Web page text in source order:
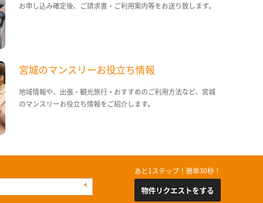
お申し込み確定後、ご請求書・ご利用案内等をお送り致します。
宮城のマンスリーお役立ち情報
地域情報や、出張・観光旅行・おすすめのご利用方法など、宮城
のマンスリーお役立ち情報をご紹介します。
あと1ステップ！簡単30秒！
物件リクエストをする